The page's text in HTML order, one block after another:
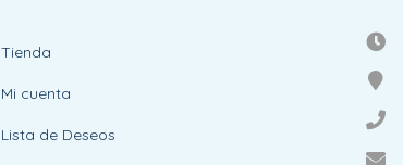
Tienda
Mi cuenta
Lista de Deseos